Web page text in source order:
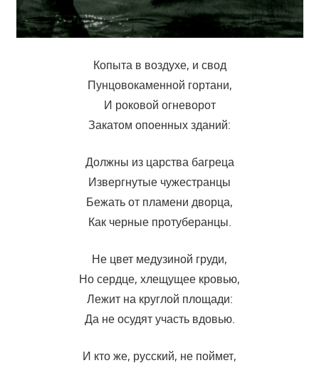
Копыта в воздухе, и свод
Пунцовокаменной гортани,
И роковой огневорот
Закатом опоенных зданий:
Должны из царства багреца
Извергнутые чужестранцы
Бежать от пламени дворца,
Как черные протуберанцы.
Не цвет медузиной груди,
Но сердце, хлещущее кровью,
Лежит на круглой площади:
Да не осудят участь вдовью.
И кто же, русский, не поймет,